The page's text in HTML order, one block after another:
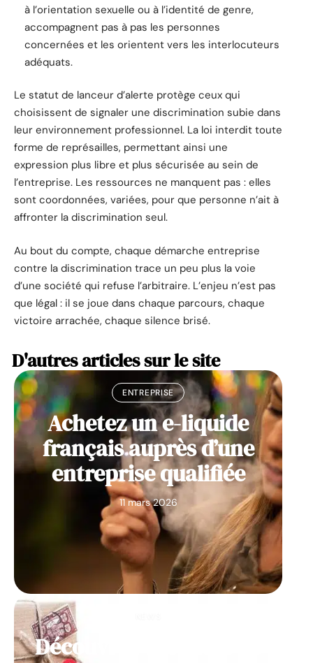
à l’orientation sexuelle ou à l’identité de genre,
accompagnent pas à pas les personnes
concernées et les orientent vers les interlocuteurs
adéquats.
Le statut de lanceur d’alerte protège ceux qui
choisissent de signaler une discrimination subie dans
leur environnement professionnel. La loi interdit toute
forme de représailles, permettant ainsi une
expression plus libre et plus sécurisée au sein de
l’entreprise. Les ressources ne manquent pas : elles
sont coordonnées, variées, pour que personne n’ait à
affronter la discrimination seul.
Au bout du compte, chaque démarche entreprise
contre la discrimination trace un peu plus la voie
d’une société qui refuse l’arbitraire. L’enjeu n’est pas
que légal : il se joue dans chaque parcours, chaque
victoire arrachée, chaque silence brisé.
D'autres articles sur le site
ENTREPRISE
Achetez un e-liquide
français auprès d’une
entreprise qualifiée
11 mars 2026
Découvrez des idées de